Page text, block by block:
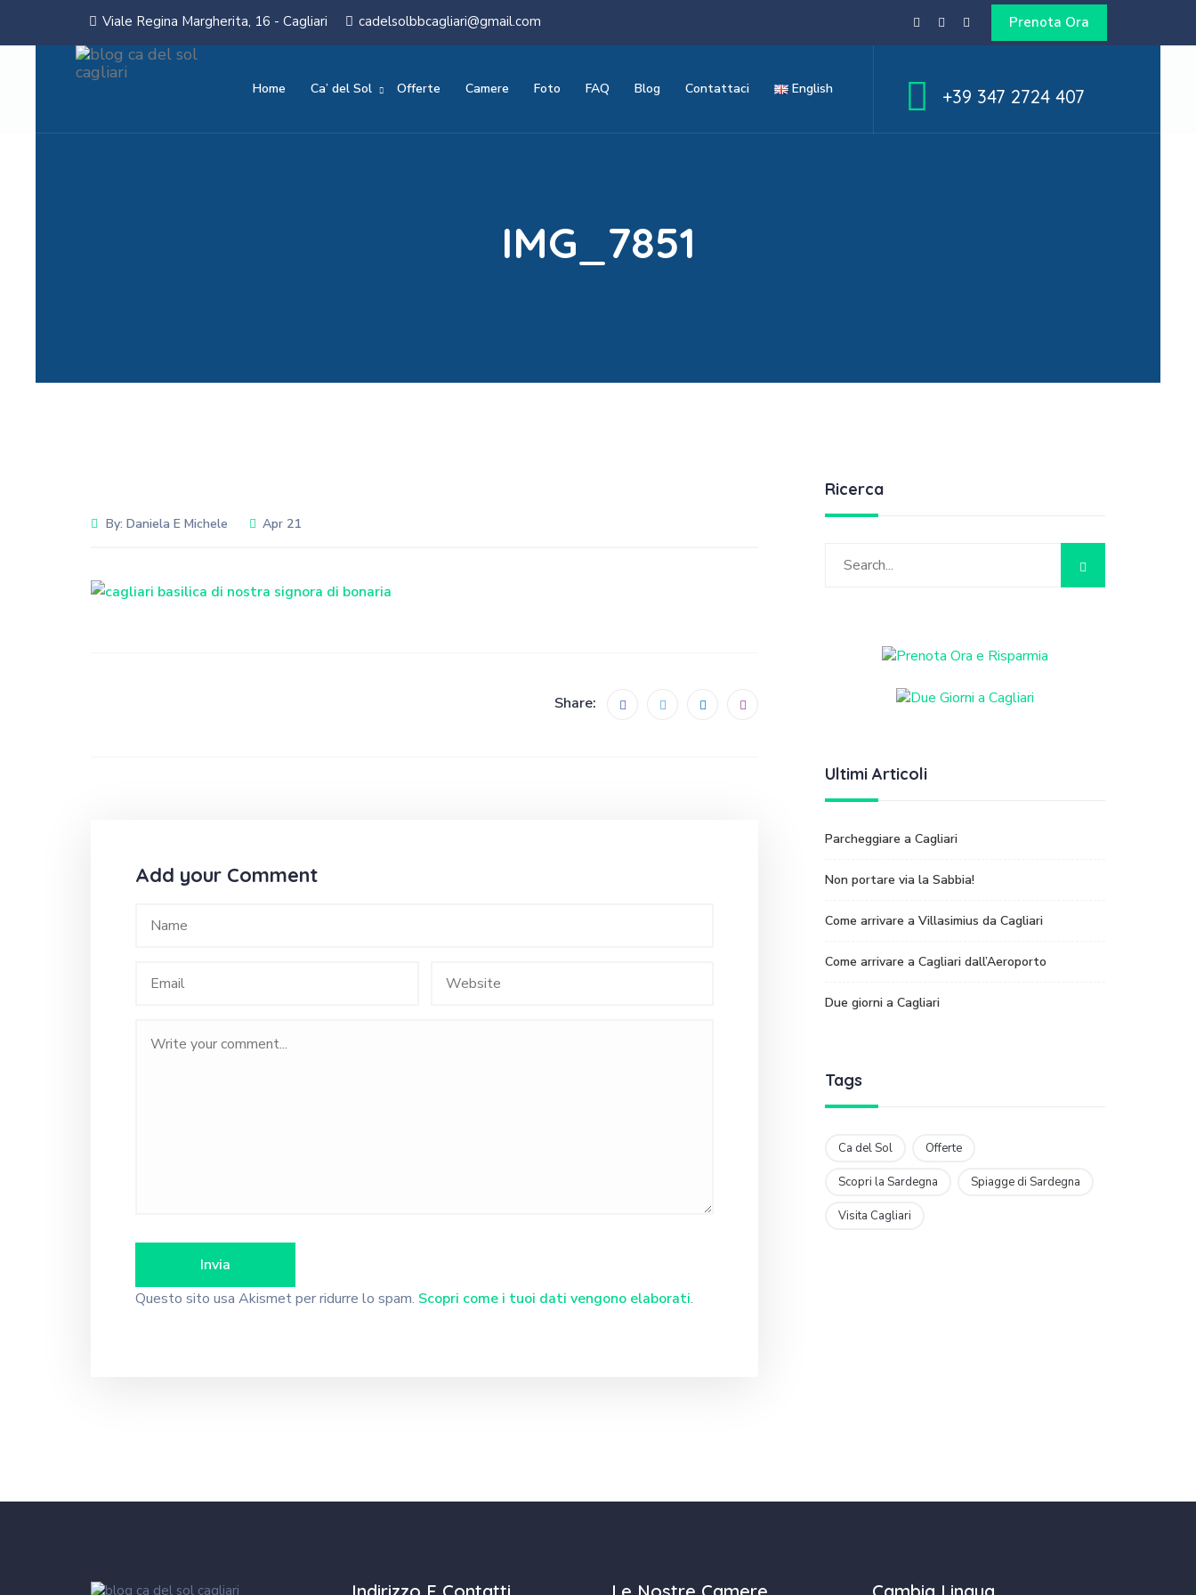
Viale Regina Margherita, 16 - Cagliari cadelsolbbcagliari@gmail.com Prenota Ora
Home Ca’ del Sol Offerte Camere Foto FAQ Blog Contattaci English +39 347 2724 407
IMG_7851
By: Daniela E Michele Apr 21
Share:
Add your Comment
Questo sito usa Akismet per ridurre lo spam. Scopri come i tuoi dati vengono elaborati.
Ricerca
Ultimi Articoli
Parcheggiare a Cagliari
Non portare via la Sabbia!
Come arrivare a Villasimius da Cagliari
Come arrivare a Cagliari dall’Aeroporto
Due giorni a Cagliari
Tags
Ca del Sol Offerte
Scopri la Sardegna Spiagge di Sardegna
Visita Cagliari